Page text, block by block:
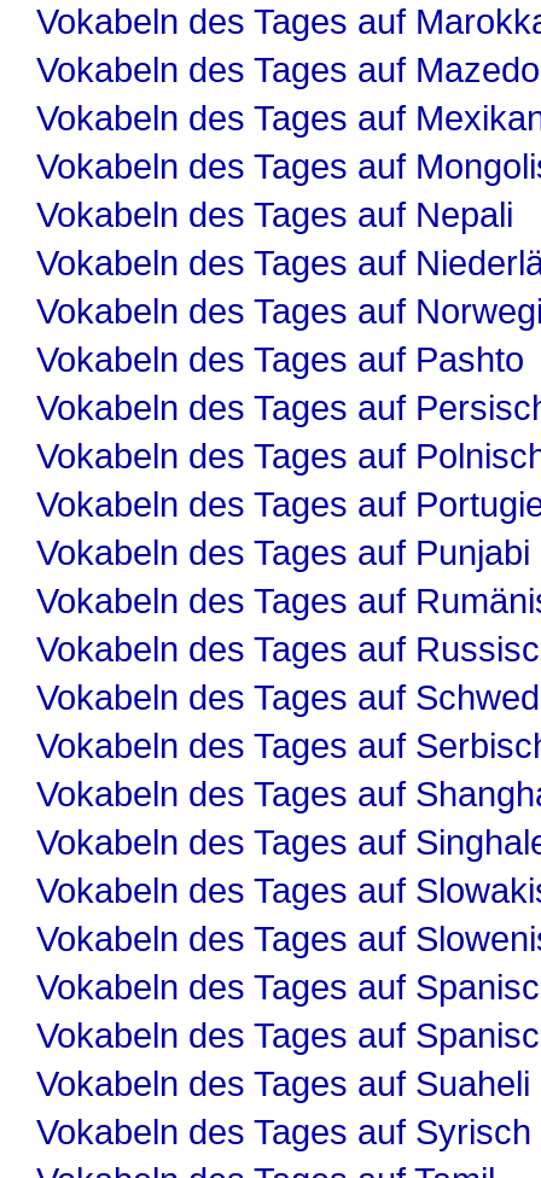
Vokabeln des Tages auf
Vokabeln des Tages auf
Vokabeln des Tages auf
Vokabeln des Tages auf
Vokabeln des Tages auf Nepali
Vokabeln des Tages auf
Vokabeln des Tages auf
Vokabeln des Tages auf Pashto
Vokabeln des Tages auf
Vokabeln des Tages auf
Vokabeln des Tages auf
Vokabeln des Tages auf Punjabi
Vokabeln des Tages auf
Vokabeln des Tages auf
Vokabeln des Tages auf
Vokabeln des Tages auf
Vokabeln des Tages auf
Vokabeln des Tages auf
Vokabeln des Tages auf
Vokabeln des Tages auf
Vokabeln des Tages auf
Vokabeln des Tages auf
Vokabeln des Tages auf Suaheli
Vokabeln des Tages auf Syrisch